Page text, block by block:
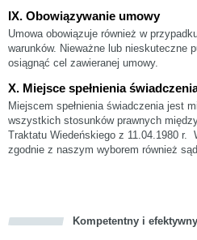
IX. Obowiązywanie umowy
Umowa obowiązuje również w
warunków. Nieważne lub nieskuteczne
osiągnąć cel zawieranej umowy.
X. Miejsce spełnienia
Miejscem spełnienia świadczenia jest
wszystkich stosunków prawnych
Traktatu Wiedeńskiego z 11.04.1980 r.
zgodnie z naszym wyborem również
Kompetentny i